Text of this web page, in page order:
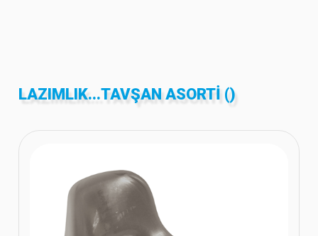
LAZIMLIK...TAVŞAN ASORTI ()